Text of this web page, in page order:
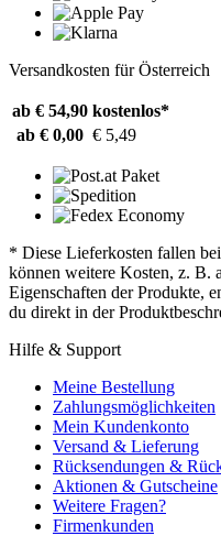
Versandkosten für Österreich
ab € 54,90 kostenlos*
ab € 0,00 € 5,49
* Diese Lieferkosten fallen
können weitere Kosten, z. B.
Eigenschaften der Produkte,
du direkt in der
Hilfe & Support
Meine Bestellung
Zahlungsmöglichkeiten
Mein Kundenkonto
Versand & Lieferung
Rücksendungen &
Aktionen & Gutscheine
Weitere Fragen?
Firmenkunden